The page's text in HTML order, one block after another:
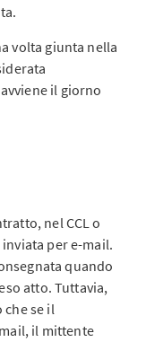
volta giunta nella
il giorno
nel CCL o
per e-mail.
quando
atto. Tuttavia,
che se il
il mittente